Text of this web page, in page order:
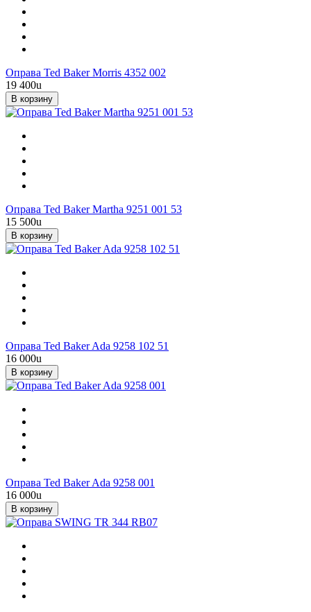
Оправа Ted Baker Morris 4352 002
19 400u
В корзину
Оправа Ted Baker Martha 9251 001 53
15 500u
В корзину
Оправа Ted Baker Ada 9258 102 51
16 000u
В корзину
Оправа Ted Baker Ada 9258 001
16 000u
В корзину